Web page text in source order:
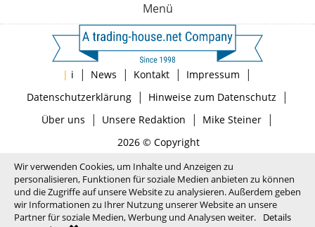
Menü
| i | News | Kontakt | Impressum |
Datenschutzerklärung| Hinweise zum Datenschutz |
Über uns | Unsere Redaktion | Mike Steiner|
2026 © Copyright
Wir verwenden Cookies, um Inhalte und Anzeigen zu
personalisieren, Funktionen für soziale Medien anbieten zu können
und die Zugriffe auf unsere Website zu analysieren. Außerdem geben
wir Informationen zu Ihrer Nutzung unserer Website an unsere
Partner für soziale Medien, Werbung und Analysen weiter.
Details